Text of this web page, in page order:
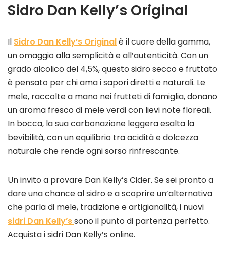
Sidro Dan Kelly’s Original
Il Sidro Dan Kelly’s Originalè il cuore della gamma,
un omaggio alla semplicità e all’autenticità. Con un
grado alcolico del 4,5%, questo sidro secco e fruttato
è pensato per chi ama i sapori diretti e naturali. Le
mele, raccolte a mano nei frutteti di famiglia, donano
un aroma fresco di mele verdi con lievi note floreali.
In bocca, la sua carbonazione leggera esalta la
bevibilità, con un equilibrio tra acidità e dolcezza
naturale che rende ogni sorso rinfrescante.
Un invito a provare Dan Kelly’s Cider. Se sei pronto a
dare una chance al sidro e a scoprire un’alternativa
che parla di mele, tradizione e artigianalità, i nuovi
sidri Dan Kelly’ssono il punto di partenza perfetto.
Acquista i sidri Dan Kelly’s online.